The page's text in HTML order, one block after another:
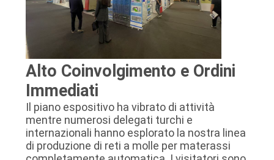
Alto Coinvolgimento e Ordini
Immediati
Il piano espositivo ha vibrato di attività
mentre numerosi delegati turchi e
internazionali hanno esplorato la nostra linea
di produzione di reti a molle per materassi